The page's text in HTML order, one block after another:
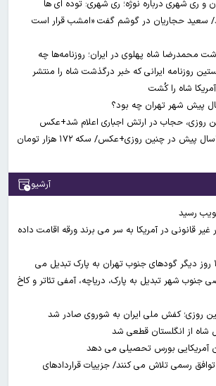
و ری شهری درباره نوژه؛ ری شهری: توده ای ها
سعید حجاریان در گوشم گفت «امشب قرار است
محمدرضا شاه پهلوی در ایران؛ روزنامه‌ها چه
روزنامه ایرانی که خبر درگذشت شاه را منتشر
شاه را کُشت
قیمت سکه و طلا ۲۰سال پیش در چنین روزی+عکس/ سکه ۱۷۲ هزار تومان
آرشیو
رسید
غیر قانونی در آمریکا به سر می برند ورقه اقامت داده
شهردار تهران: تا ۱۵ روز دیگر گودهای جنوب تهران به پارک تبدیل می
اراضی جنوب شهر تبدیل به پارک، دریاچه، آمفی تئاتر و کاخ
شاه از انگلستان قطعی شد
آمریکایی بورس تحصیلی می دهد
توافق رسمی تلاش می کنند/ جزییات قراردادهای